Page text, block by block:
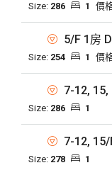
Size: 286 1 價
5/F 1房
Size: 254 1 價
7-12,
Size: 286 1
7-12, 15/
Size: 278 1